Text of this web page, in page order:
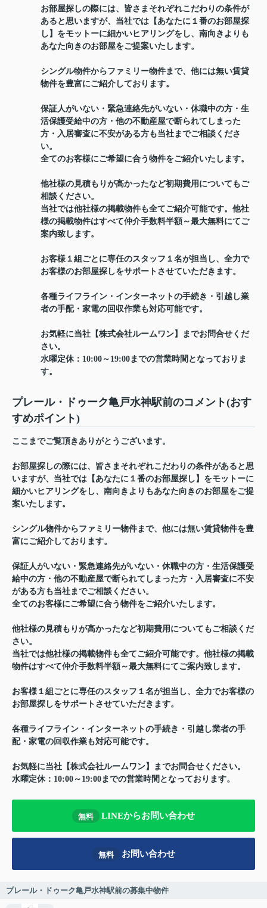
お部屋探しの際には、皆さまそれぞれこだわりの条件が
あると思いますが、当社では【あなたに１番のお部屋探
し】をモットーに細かいヒアリングをし、南向きよりも
あなた向きのお部屋をご提案いたします。
シングル物件からファミリー物件まで、他には無い賃貸
物件を豊富にご紹介しております。
保証人がいない・緊急連絡先がいない・休職中の方・生
活保護受給中の方・他の不動産屋で断られてしまった
方・入居審査に不安がある方も当社までご相談くださ
い。
全てのお客様にご希望に合う物件をご紹介いたします。
他社様の見積もりが高かったなど初期費用についてもご
相談ください。
当社では他社様の掲載物件も全てご紹介可能です。他社
様の掲載物件はすべて仲介手数料半額～最大無料にてご
案内致します。
お客様１組ごとに専任のスタッフ１名が担当し、全力で
お客様のお部屋探しをサポートさせていただきます。
各種ライフライン・インターネットの手続き・引越し業
者の手配・家電の回収作業も対応可能です。
お気軽に当社【株式会社ルームワン】までお問合せくだ
さい。
水曜定休：10:00～19:00までの営業時間となっておりま
す。
プレール・ドゥーク亀戸水神駅前のコメント(おす
すめポイント)
ここまでご覧頂きありがとうございます。
お部屋探しの際には、皆さまそれぞれこだわりの条件があると思
いますが、当社では【あなたに１番のお部屋探し】をモットーに
細かいヒアリングをし、南向きよりもあなた向きのお部屋をご提
案いたします。
シングル物件からファミリー物件まで、他には無い賃貸物件を豊
富にご紹介しております。
保証人がいない・緊急連絡先がいない・休職中の方・生活保護受
給中の方・他の不動産屋で断られてしまった方・入居審査に不安
がある方も当社までご相談ください。
全てのお客様にご希望に合う物件をご紹介いたします。
他社様の見積もりが高かったなど初期費用についてもご相談くだ
さい。
当社では他社様の掲載物件も全てご紹介可能です。他社様の掲載
物件はすべて仲介手数料半額～最大無料にてご案内致します。
お客様１組ごとに専任のスタッフ１名が担当し、全力でお客様の
お部屋探しをサポートさせていただきます。
各種ライフライン・インターネットの手続き・引越し業者の手
配・家電の回収作業も対応可能です。
お気軽に当社【株式会社ルームワン】までお問合せください。
水曜定休：10:00～19:00までの営業時間となっております。
無料 LINEからお問い合わせ
無料 お問い合わせ
プレール・ドゥーク亀戸水神駅前の募集中物件